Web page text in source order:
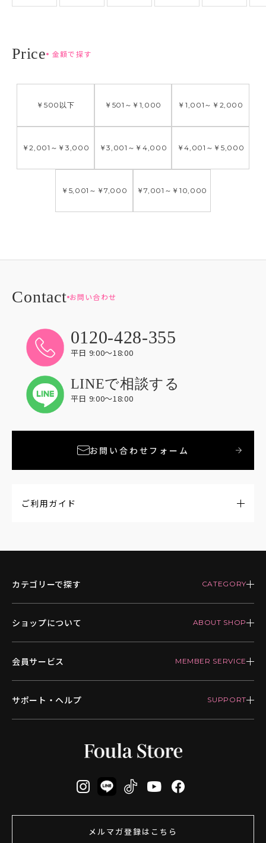
金額で探す
￥500 以下 ￥501 ～ ￥1,000 ￥1,001 ～ ￥2,000
￥2,001 ～ ￥3,000 ￥3,001 ～ ￥4,000 ￥4,001 ～ ￥5,000
￥5,001 ～ ￥7,000 ￥7,001 ～ ￥10,000
お問い合わせ
0120-428-355
平日 9:00〜18:00
LINEで相談する
平日 9:00〜18:00
お問い合わせフォーム
ご利用ガイド
カテゴリーで探す
ショップについて
会員サービス
サポート・ヘルプ
メルマガ登録はこちら